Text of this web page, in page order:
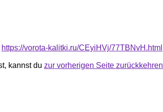
https://vorota-kalitki.ru/CEyiHVj/77TBNvH.html
kannst du zur vorherigen Seite zurückkehren